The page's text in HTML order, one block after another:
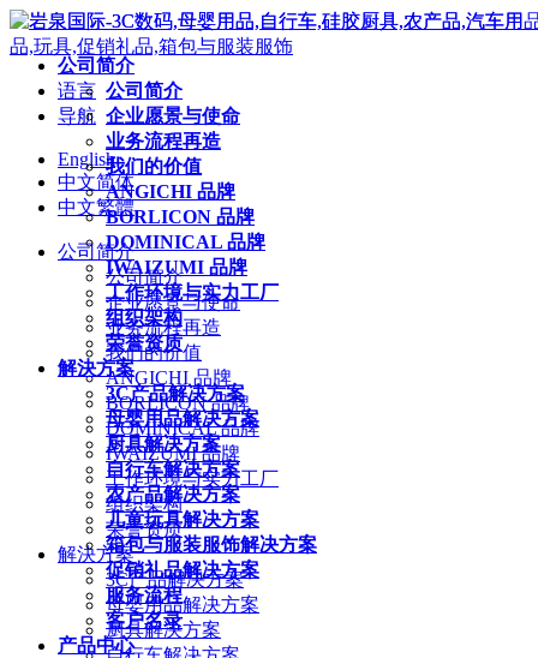
公司简介
公司简介
企业愿景与使命
业务流程再造
我们的价值
ANGICHI 品牌
BORLICON 品牌
DOMINICAL 品牌
IWAIZUMI 品牌
工作环境与实力工厂
组织架构
荣誉资质
解決方案
3C产品解决方案
母婴用品解决方案
厨具解决方案
自行车解决方案
农产品解决方案
儿童玩具解决方案
箱包与服装服饰解决方案
促销礼品解决方案
服务流程
客户名录
产品中心
语言
导航
English
中文简体
中文繁體
公司简介
公司简介
企业愿景与使命
业务流程再造
我们的价值
ANGICHI 品牌
BORLICON 品牌
DOMINICAL 品牌
IWAIZUMI 品牌
工作环境与实力工厂
组织架构
荣誉资质
解決方案
3C产品解决方案
母婴用品解决方案
厨具解决方案